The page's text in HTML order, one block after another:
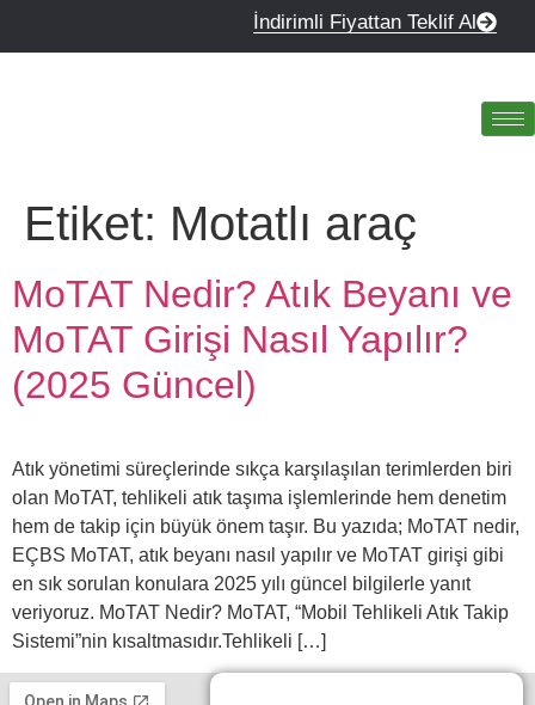
İndirimli Fiyattan Teklif Al
Etiket: Motatlı araç
MoTAT Nedir? Atık Beyanı ve
MoTAT Girişi Nasıl Yapılır?
(2025 Güncel)
Atık yönetimi süreçlerinde sıkça karşılaşılan terimlerden biri
olan MoTAT, tehlikeli atık taşıma işlemlerinde hem denetim
hem de takip için büyük önem taşır. Bu yazıda; MoTAT nedir,
EÇBS MoTAT, atık beyanı nasıl yapılır ve MoTAT girişi gibi
en sık sorulan konulara 2025 yılı güncel bilgilerle yanıt
veriyoruz. MoTAT Nedir? MoTAT, “Mobil Tehlikeli Atık Takip
Sistemi”nin kısaltmasıdır.Tehlikeli […]